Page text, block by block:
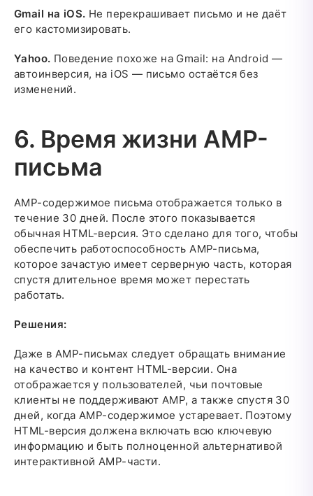
Gmail на iOS. Не перекрашивает письмо и не даёт
его кастомизировать.
Yahoo. Поведение похоже на Gmail: на Android —
автоинверсия, на iOS — письмо остаётся без
изменений.
6. Время жизни AMP-
письма
AMP-содержимое письма отображается только в
течение 30 дней. После этого показывается
обычная HTML-версия. Это сделано для того, чтобы
обеспечить работоспособность AMP-письма,
которое зачастую имеет серверную часть, которая
спустя длительное время может перестать
работать.
Решения:
Даже в AMP-письмах следует обращать внимание
на качество и контент HTML-версии. Она
отображается у пользователей, чьи почтовые
клиенты не поддерживают AMP, а также спустя 30
дней, когда AMP-содержимое устаревает. Поэтому
HTML-версия должена включать всю ключевую
информацию и быть полноценной альтернативой
интерактивной AMP-части.